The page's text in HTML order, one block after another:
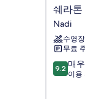
쉐
라
톤
피
지
골
프
쉐라톤
Nadi
수영장
무료
10
점
9.2 매
이용